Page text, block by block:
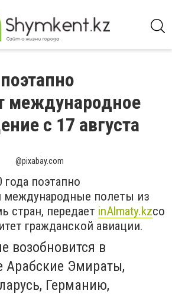
международное
с 17 августа
@pixabay.com
года поэтапно
международные полеты из
стран, передает inAlmaty.kzсо
гражданской авиации.
возобновится в
Арабские Эмираты,
Германию,